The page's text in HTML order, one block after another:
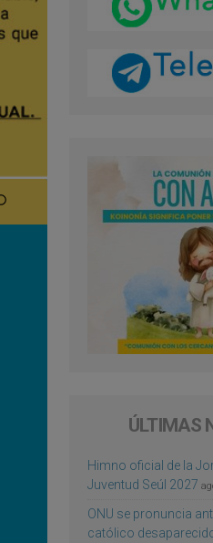
ÚLTIMAS
Himno oficial de la
Juventud Seúl 2027
ONU se pronuncia
católico